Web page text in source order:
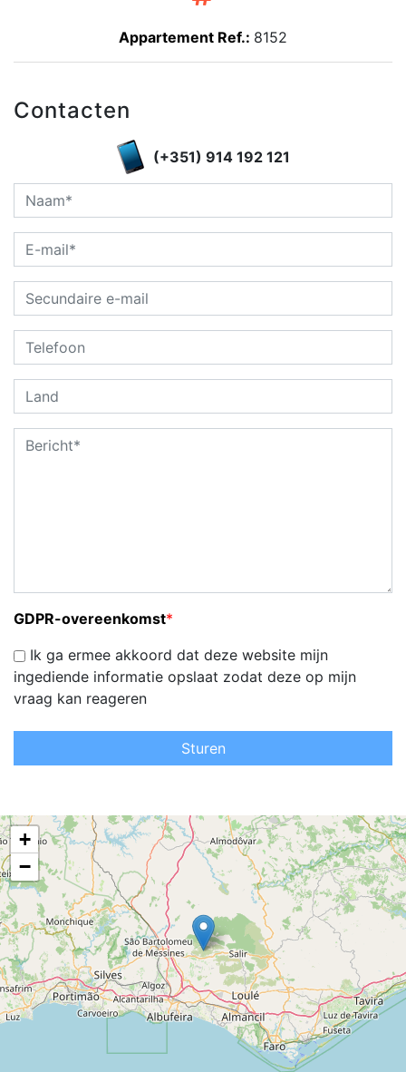
Appartement Ref.: 8152
Contacten
(+351) 914 192 121
GDPR-overeenkomst*
Ik ga ermee akkoord dat deze website mijn
ingediende informatie opslaat zodat deze op mijn
vraag kan reageren
Sturen
+
−